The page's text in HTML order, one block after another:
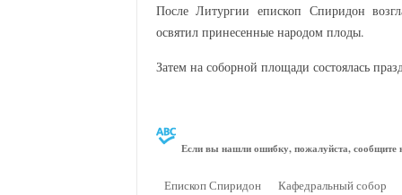
После Литургии епископ Спиридон
освятил принесенные народом плоды.
Затем на соборной площади состоялась
Если вы нашли ошибку, пожалуйста, сообщите
Епископ Спиридон Кафедральный собор